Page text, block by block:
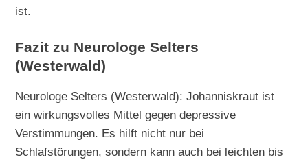
ist.
Fazit zu Neurologe Selters
(Westerwald)
Neurologe Selters (Westerwald): Johanniskraut ist
ein wirkungsvolles Mittel gegen depressive
Verstimmungen. Es hilft nicht nur bei
Schlafstörungen, sondern kann auch bei leichten bis